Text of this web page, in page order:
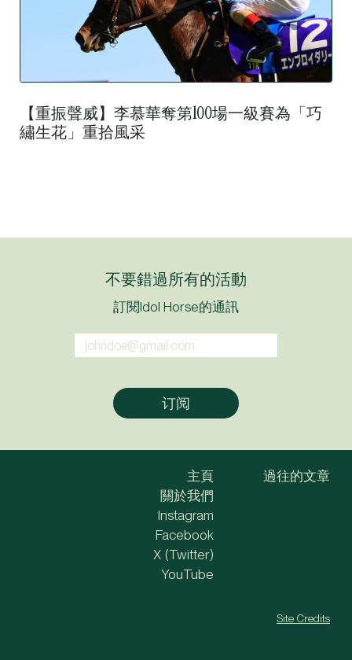
【重振聲威】李慕華奪第100場一級賽為「巧
繡生花」重拾風采
不要錯過所有的活動
訂閱Idol Horse的通訊
主頁
關於我們
過往的文章
Instagram
Facebook
X (Twitter)
YouTube
Site Credits